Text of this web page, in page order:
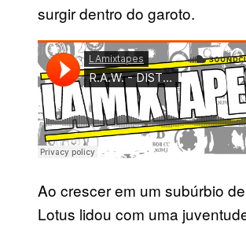
surgir dentro do garoto.
Ao crescer em um subúrbio
Lotus lidou com uma